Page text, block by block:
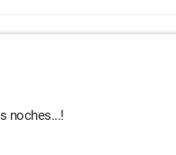
noches...!